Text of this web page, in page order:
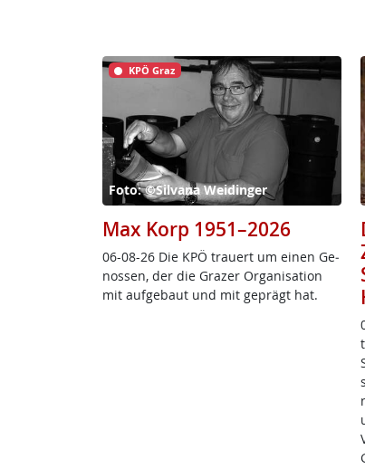
KPÖ Graz
Foto: ©Silvana Weidinger
Max Korp 1951–2026
06-08-26 Die KPÖ trau­ert um ei­nen Ge­
nos­sen, der die Gra­zer Or­ga­ni­sa­ti­on
mit auf­ge­baut und mit ge­prägt hat.